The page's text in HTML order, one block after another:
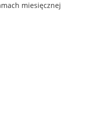
miesięcznej